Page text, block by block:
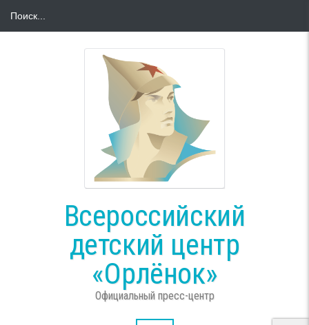
Всероссийский
детский центр
«Орлёнок»
Официальный пресс-центр